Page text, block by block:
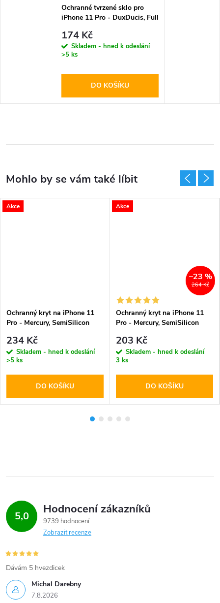
Ochranné tvrzené sklo pro
iPhone 11 Pro - DuxDucis, Full
174 Kč
Skladem - hned k odeslání
>5 ks
DO KOŠÍKU
Akce
Ochranný kryt na iPhone 11
Pro - Mercury, SemiSilicon
234 Kč
Skladem - hned k odeslání
>5 ks
DO KOŠÍKU
Akce
264 Kč
–23 %
Ochranný kryt na iPhone 11
Pro - Mercury, SemiSilicon
203 Kč
Skladem - hned k odeslání
3 ks
DO KOŠÍKU
5,0 Hodnocení zákazníků
9739 hodnocení
Zobrazit recenze
Michal Darebny
7.8.2026
Dávám 5 hvezdicek